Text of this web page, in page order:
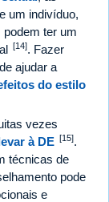
um indivíduo,
ter um
[14]. Fazer
ajudar a
do estilo
vezes
à DE [15].
técnicas de
pode
e